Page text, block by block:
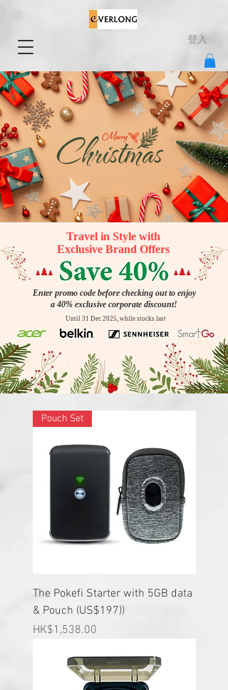
登入
Travel in Style with
Exclusive Brand Offers
Enter promo code before checking out to enjoy
a 40% exclusive corporate discount!
Until 31 Dec 2025, while stocks last
Pouch Set
The Pokefi Starter with 5GB data
& Pouch (US$197))
價格
HK$1,538.00